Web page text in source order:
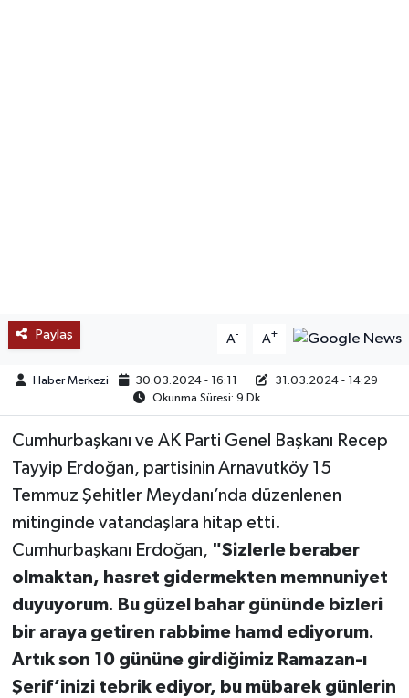
Paylaş A- A+
Haber Merkezi 30.03.2024 - 16:11
31.03.2024 - 14:29
Okunma Süresi: 9 Dk
Cumhurbaşkanı ve AK Parti Genel Başkanı Recep
Tayyip Erdoğan, partisinin Arnavutköy 15
Temmuz Şehitler Meydanı’nda düzenlenen
mitinginde vatandaşlara hitap etti.
Cumhurbaşkanı Erdoğan, "Sizlerle beraber
olmaktan, hasret gidermekten memnuniyet
duyuyorum. Bu güzel bahar gününde bizleri
bir araya getiren rabbime hamd ediyorum.
Artık son 10 gününe girdiğimiz Ramazan-ı
Şerif’inizi tebrik ediyor, bu mübarek günlerin
YAŞAM
KÜLTÜR SANAT